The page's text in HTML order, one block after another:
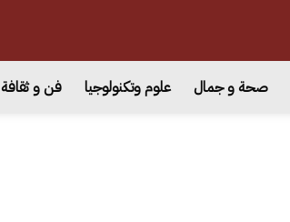
صحة و جمال علوم وتكنولوجيا فن و ثقافة